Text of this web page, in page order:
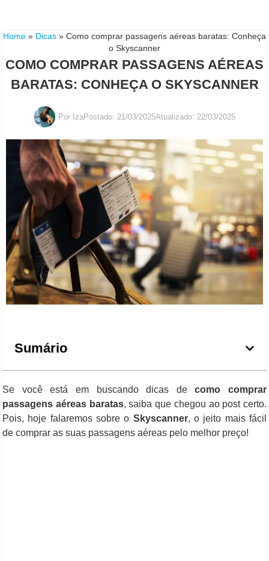
Home» Dicas» Como comprar passagens aéreas baratas: Conheça
o Skyscanner
COMO COMPRAR PASSAGENS AÉREAS
BARATAS: CONHEÇA O SKYSCANNER
PorIzaPostado: 21/03/2025Atualizado: 22/03/2025
Sumário
Se você está em buscando dicas decomo comprar
passagens aéreas baratas, saiba que chegou ao post certo.
Pois, hoje falaremos sobre o Skyscanner, o jeito mais fácil
de comprar as suas passagens aéreas pelo melhor preço!